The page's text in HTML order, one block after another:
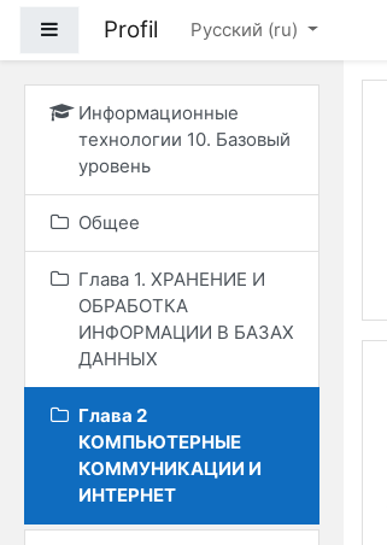
Боковая панель
Profil Русский ‎(ru)‎
Информационные
технологии 10. Базовый
уровень
Общее
Глава 1. ХРАНЕНИЕ И
ОБРАБОТКА
ИНФОРМАЦИИ В БАЗАХ
ДАННЫХ
Глава 2
КОМПЬЮТЕРНЫЕ
КОММУНИКАЦИИ И
ИНТЕРНЕТ